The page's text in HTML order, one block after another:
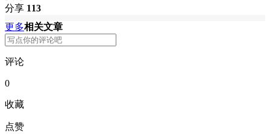
分享 113
更多相关文章
评论
0
收藏
点赞